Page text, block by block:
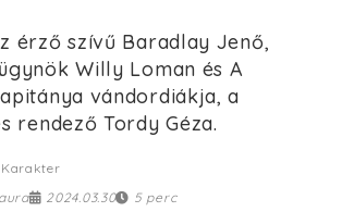
érző szívű Baradlay Jenő,
Willy Loman és A
vándordiákja, a
rendező Tordy Géza.
2024.03.30 5 perc